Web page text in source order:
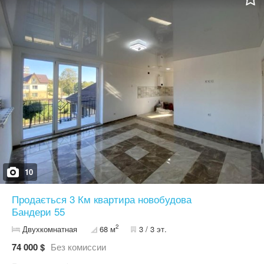
домофону На території комплексу буде : - Басейн + спа -
Ресторан - Дитячий садок + школа + центр ранього розвитку -
Спортивний зал - Готель WOL формат під керуванням Ribas
Hotels - Паркінг - Закритий двір - Генератор (живлення зон
загального користування) - Відеонагляд - Охорона - Газ
10
Продається 3 Км квартира новобудова
Бандери 55
Двухкомнатная 68 м2 3 / 3 эт.
74 000 $ Без комиссии